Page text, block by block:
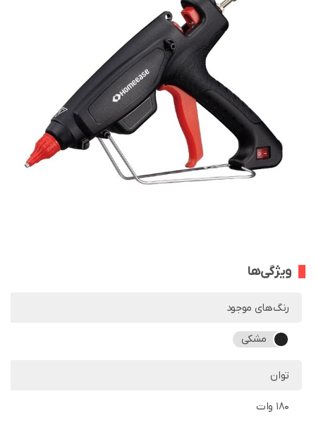
ویژگی‌ها
رنگ‌های موجود
مشکی
توان
180 وات